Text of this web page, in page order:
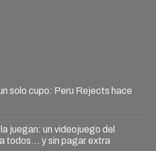
solo cupo: Peru Rejects hace
juegan: un videojuego del
todos… y sin pagar extra